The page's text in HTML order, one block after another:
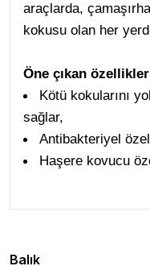
araçlarda,
kokusu olan her
Öne çıkan
Kötü kokularını
sağlar,
Antibakteriyel
Haşere kovucu
Balık